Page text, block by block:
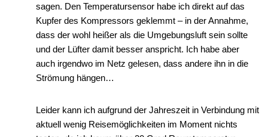
sagen. Den Temperatursensor habe ich direkt auf das
Kupfer des Kompressors geklemmt – in der Annahme,
dass der wohl heißer als die Umgebungsluft sein sollte
und der Lüfter damit besser anspricht. Ich habe aber
auch irgendwo im Netz gelesen, dass andere ihn in die
Strömung hängen…
Leider kann ich aufgrund der Jahreszeit in Verbindung mit
aktuell wenig Reisemöglichkeiten im Moment nichts